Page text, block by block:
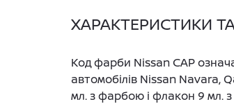
ХАРАКТЕРИСТИКИ
Код фарби Nissan CAP
автомобілів Nissan Navara,
мл. з фарбою і флакон 9 мл.